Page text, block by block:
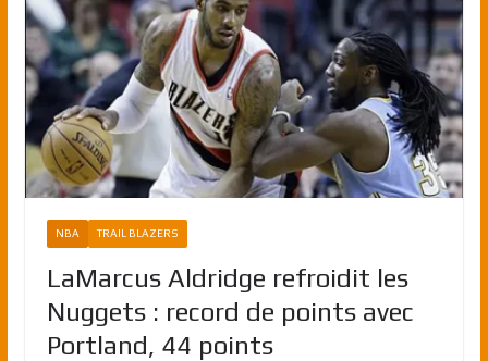
NBA TRAIL BLAZERS
LaMarcus Aldridge refroidit les
Nuggets : record de points avec
Portland, 44 points